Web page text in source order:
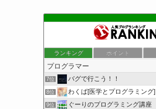
ランキング ポイント
7位 バグで行こう！！
8位 わくば[医学とプログラミング]
9位 ぐーりのプログラミング講座